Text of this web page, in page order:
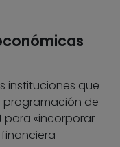
instituciones que
de
para «incorporar